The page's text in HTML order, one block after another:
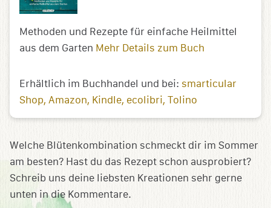
Methoden und Rezepte für einfache Heilmittel
aus dem Garten Mehr Details zum Buch
Erhältlich im Buchhandel und bei: smarticular
Shop Amazon Kindle ecolibri Tolino
Welche Blütenkombination schmeckt dir im Sommer
am besten? Hast du das Rezept schon ausprobiert?
Schreib uns deine liebsten Kreationen sehr gerne
unten in die Kommentare.